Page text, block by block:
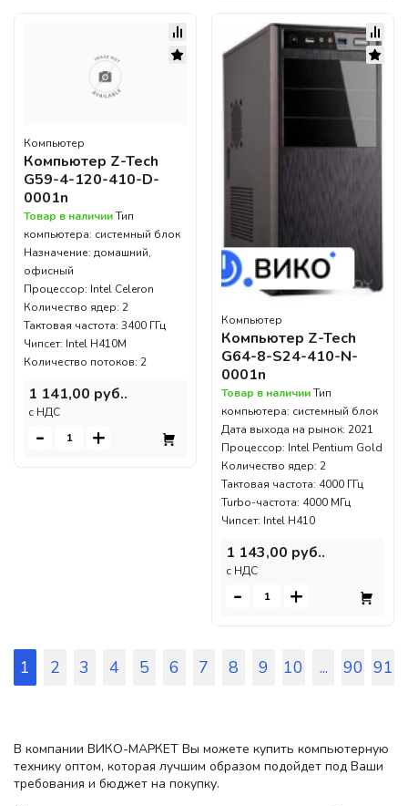
Компьютер
Компьютер Z-Tech
G59-4-120-410-D-
0001n
Товар в наличииТип
компьютера: системный блок
Назначение: домашний,
офисный
Процессор: Intel Celeron
Количество ядер: 2
Тактовая частота: 3400 ГГц
Чипсет: Intel H410M
Количество потоков: 2
1 141,00 руб..
c НДС
- +
Компьютер
Компьютер Z-Tech
G64-8-S24-410-N-
0001n
Товар в наличииТип
компьютера: системный блок
Дата выхода на рынок: 2021
Процессор: Intel Pentium Gold
Количество ядер: 2
Тактовая частота: 4000 ГГц
Turbo-частота: 4000 МГц
Чипсет: Intel H410
1 143,00 руб..
c НДС
- +
1 2 3 4 5 6 7 8 9 10 ... 90 91
В компании ВИКО-МАРКЕТ Вы можете купить компьютерную
технику оптом, которая лучшим образом подойдет под Ваши
требования и бюджет на покупку.